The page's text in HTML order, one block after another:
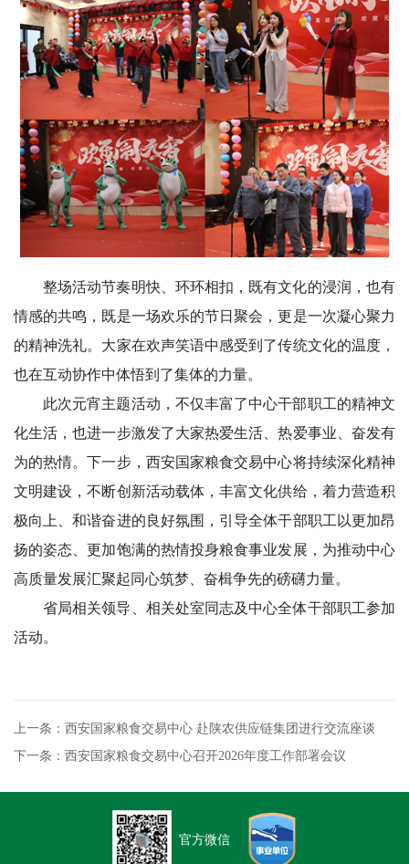
整场活动节奏明快、环环相扣，既有文化的浸润，也有
情感的共鸣，既是一场欢乐的节日聚会，更是一次凝心聚力
的精神洗礼。大家在欢声笑语中感受到了传统文化的温度，
也在互动协作中体悟到了集体的力量。
此次元宵主题活动，不仅丰富了中心干部职工的精神文
化生活，也进一步激发了大家热爱生活、热爱事业、奋发有
为的热情。下一步，西安国家粮食交易中心将持续深化精神
文明建设，不断创新活动载体，丰富文化供给，着力营造积
极向上、和谐奋进的良好氛围，引导全体干部职工以更加昂
扬的姿态、更加饱满的热情投身粮食事业发展，为推动中心
高质量发展汇聚起同心筑梦、奋楫争先的磅礴力量。
省局相关领导、相关处室同志及中心全体干部职工参加
活动。
上一条：西安国家粮食交易中心 赴陕农供应链集团进行交流座谈
下一条：西安国家粮食交易中心召开2026年度工作部署会议
官方微信